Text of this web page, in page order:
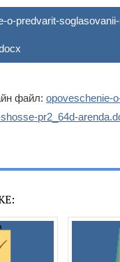
o-predvarit-
файл: opoveschenie-
pr2_64d-